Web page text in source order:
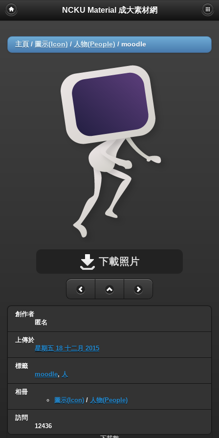
NCKU Material 成大素材網
主頁 / 圖示(Icon) / 人物(People) / moodle
下載照片
創作者
匿名
上傳於
星期五 18 十二月 2015
標籤
moodle, 人
相冊
圖示(Icon) / 人物(People)
訪問
12436